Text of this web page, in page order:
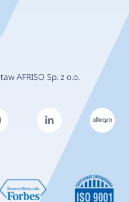
AFRISO Sp. z o.o.